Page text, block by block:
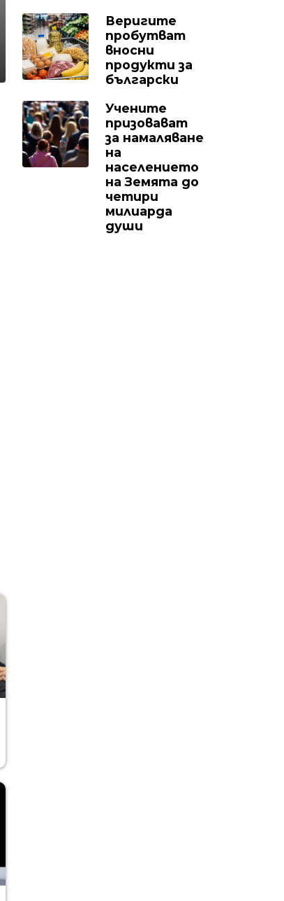
Веригите
пробутват
вносни
продукти за
български
Учените
призовават
за намаляване
на
населението
на Земята до
четири
милиарда
души